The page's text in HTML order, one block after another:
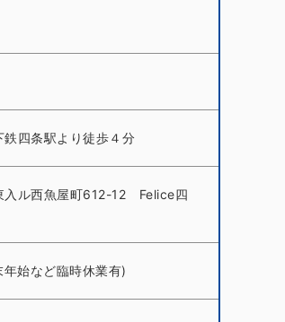
四条駅より徒歩４分
入ル西魚屋町612-12 Felice四
始など臨時休業有)